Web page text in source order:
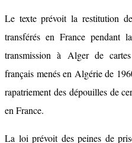
Le texte prévoit la restitution
transférés en France pendant
transmission à Alger de
français menés en Algérie de
rapatriement des dépouilles de
en France.
La loi prévoit des peines de